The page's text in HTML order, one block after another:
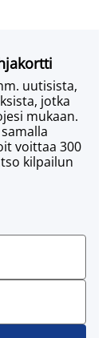
uutisista,
jotka
mukaan.
voittaa 300
kilpailun